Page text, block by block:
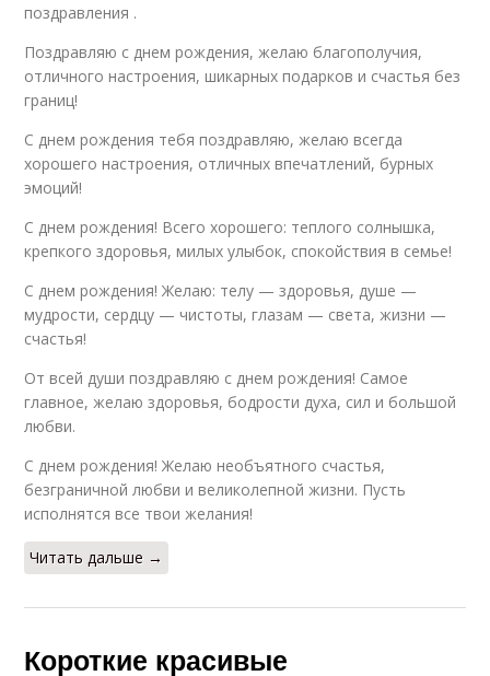
поздравления .
Поздравляю с днем рождения, желаю благополучия,
отличного настроения, шикарных подарков и счастья без
границ!
С днем рождения тебя поздравляю, желаю всегда
хорошего настроения, отличных впечатлений, бурных
эмоций!
С днем рождения! Всего хорошего: теплого солнышка,
крепкого здоровья, милых улыбок, спокойствия в семье!
С днем рождения! Желаю: телу — здоровья, душе —
мудрости, сердцу — чистоты, глазам — света, жизни —
счастья!
От всей души поздравляю с днем рождения! Самое
главное, желаю здоровья, бодрости духа, сил и большой
любви.
С днем рождения! Желаю необъятного счастья,
безграничной любви и великолепной жизни. Пусть
исполнятся все твои желания!
Читать дальше →
Короткие красивые